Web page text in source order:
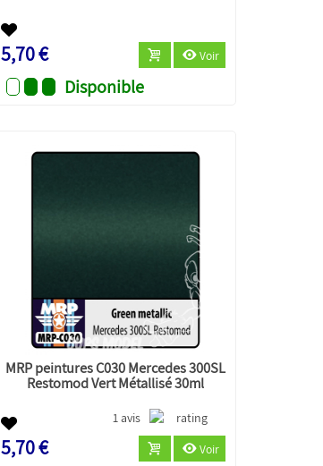
5,70 € Voir
Disponible
MRP peintures C030 Mercedes 300SL
Restomod Vert Métallisé 30ml
1 avis
5,70 € Voir